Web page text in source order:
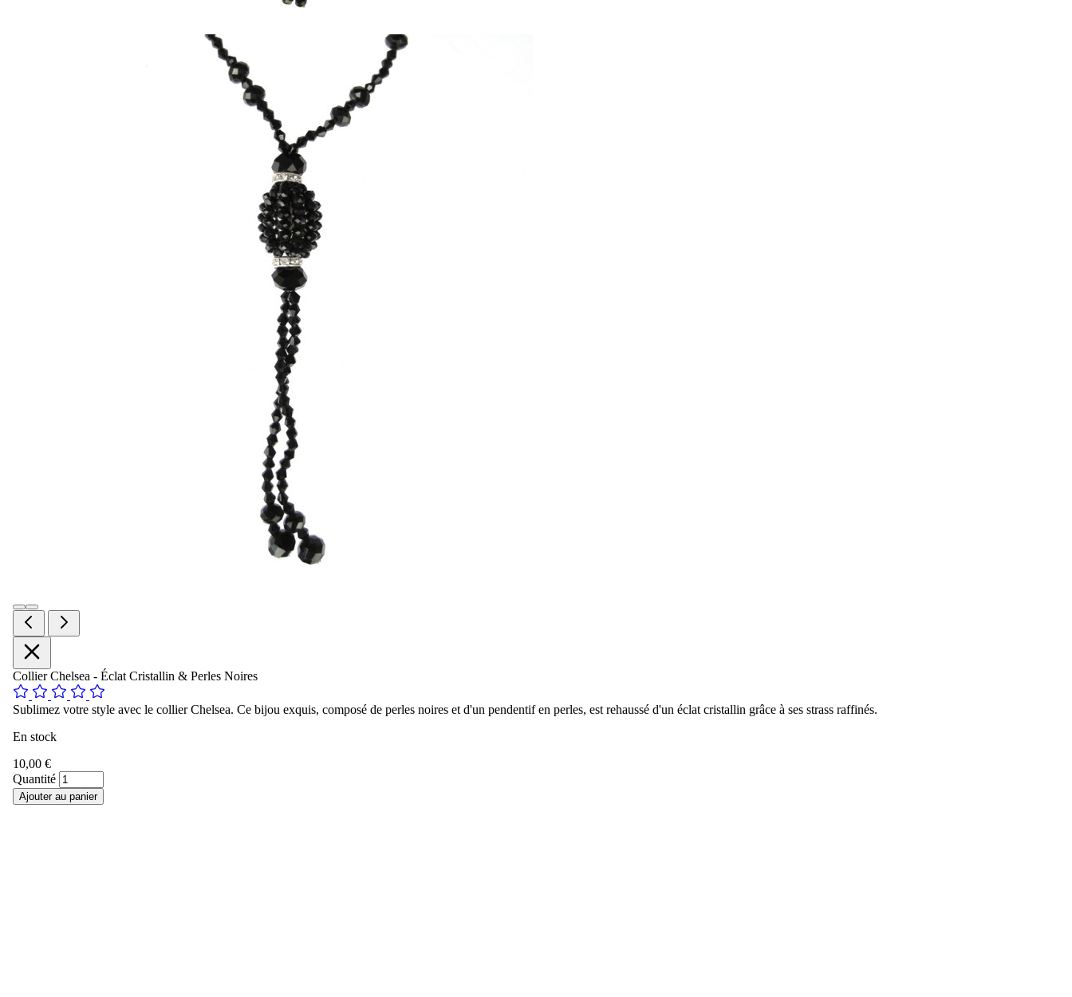
Collier Chelsea - Éclat Cristallin & Perles Noires
Sublimez votre style avec le collier Chelsea. Ce bijou exquis, composé de perles noires et d'un pendentif en perles, est rehaussé d'un éclat cristallin grâce à ses strass raffinés.
En stock
10,00 €
Quantité
Ajouter au panier